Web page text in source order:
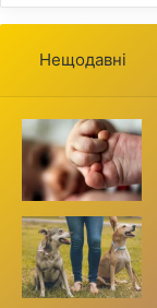
Нещодавні